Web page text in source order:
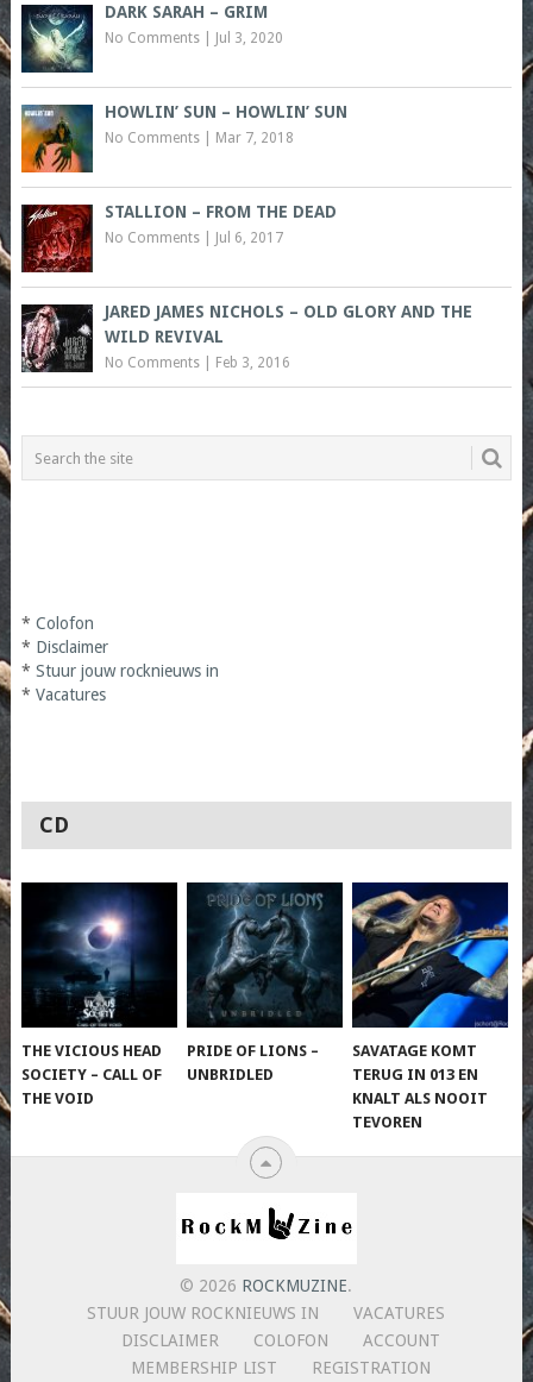
DARK SARAH – GRIM
No Comments| Jul 3, 2020
HOWLIN’ SUN – HOWLIN’ SUN
No Comments| Mar 7, 2018
STALLION – FROM THE DEAD
No Comments| Jul 6, 2017
JARED JAMES NICHOLS – OLD GLORY AND THE
WILD REVIVAL
No Comments| Feb 3, 2016
* Colofon
* Disclaimer
* Stuur jouw rocknieuws in
* Vacatures
CD
THE VICIOUS HEAD
SOCIETY – CALL OF
THE VOID
PRIDE OF LIONS –
UNBRIDLED
SAVATAGE KOMT
TERUG IN 013 EN
KNALT ALS NOOIT
TEVOREN
© 2026 ROCKMUZINE.
STUUR JOUW ROCKNIEUWS IN
VACATURES
DISCLAIMER
COLOFON
ACCOUNT
MEMBERSHIP LIST
REGISTRATION